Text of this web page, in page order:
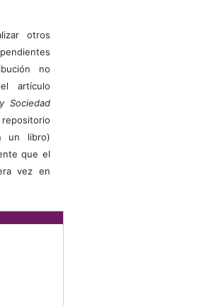
otros
no
artículo
Sociedad
un libro)
que el
vez en